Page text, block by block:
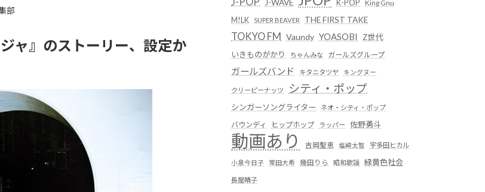
部
ャ』のストーリー、設定か
J-WAVE K-POP
King Gnu
M!LK
SUPER BEAVER THE FIRST TAKE
TOKYO FM Vaundy YOASOBI
Z世代
いきものがかり
ちゃんみな ガールズグループ
ガールズバンド キタニタツヤ キングヌー
クリーピーナッツ シティ・ポップ
シンガーソングライター ネオ・シティ・ポップ
バウンディ ヒップホップ ラッパー 佐野勇斗
動画あり 吉岡聖恵 塩﨑太智 宇多田ヒカル
小泉今日子 常田大希 幾田りら 昭和歌謡 緑黄色社会
長屋晴子